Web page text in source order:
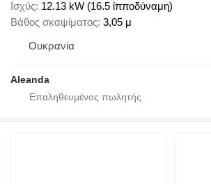
Ισχύς 12.13 kW (16.5 ίπποδύναμη)
Βάθος σκαψίματος 3,05 μ
Ουκρανία
Aleanda